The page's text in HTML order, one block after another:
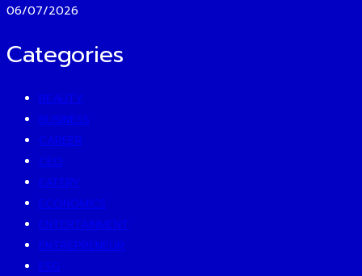
06/07/2026
Categories
BEAUTY
BUSINESS
CAREER
CEO
EATERY
ECONOMICS
ENTERTAINMENT
ENTREPRENEUR
ESG